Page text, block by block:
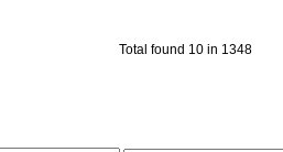
Total found 10 in 1348